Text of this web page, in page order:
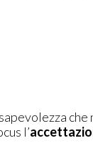
che
l’